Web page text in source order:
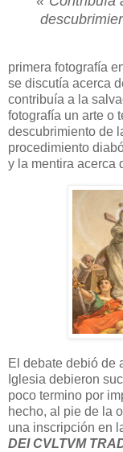
primera fotografía
se discutía acerca
contribuía a la
fotografía un arte o
descubrimiento de
procedimiento
y la mentira acerca
El debate debió de
Iglesia debieron
poco termino por
hecho, al pie de la
una inscripción en
DEI CVLTVM